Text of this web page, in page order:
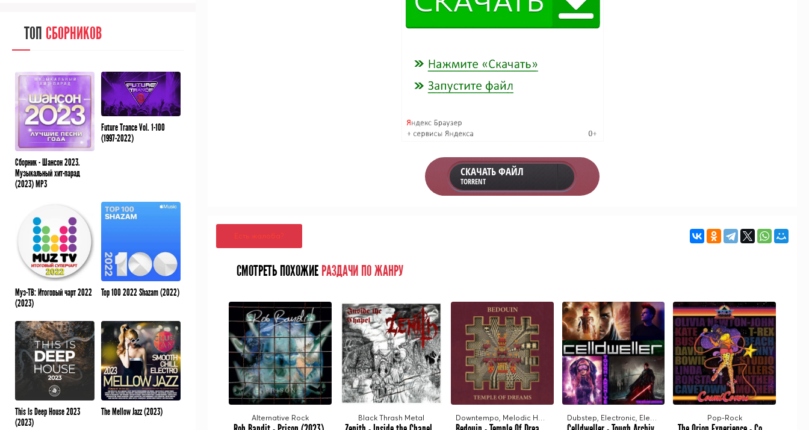
СКАЧАТЬ ФАЙЛ
TORRENT
Есть жалоба?
СМОТРЕТЬ ПОХОЖИЕ РАЗДАЧИ ПО ЖАНРУ
Alternative Rock Black Thrash Metal Pop-Rock
ТОП СБОРНИКОВ
Сборник - Шансон 2023.
Музыкальный хит-парад
(2023) MP3
Future Trance Vol. 1-100
(1997-2022)
Муз-ТВ: Итоговый чарт 2022
(2023)
Top 100 2022 Shazam (2022)
This Is Deep House 2023
(2023)
The Mellow Jazz (2023)